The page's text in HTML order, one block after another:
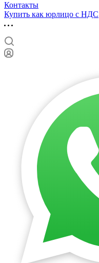
Контакты
Купить как юрлицо с НДС